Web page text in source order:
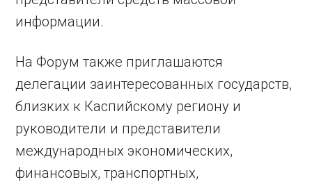
информации.
На Форум также приглашаются
делегации заинтересованных государств,
близких к Каспийскому региону и
руководители и представители
международных экономических,
финансовых, транспортных,